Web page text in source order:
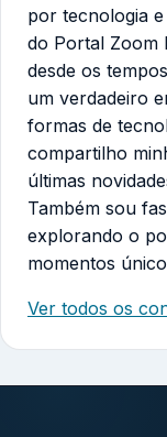
por tecnologia
do Portal Zoom
desde os
um verdadeiro
formas de
compartilho
últimas
Também sou
explorando o
momentos
Ver todos os